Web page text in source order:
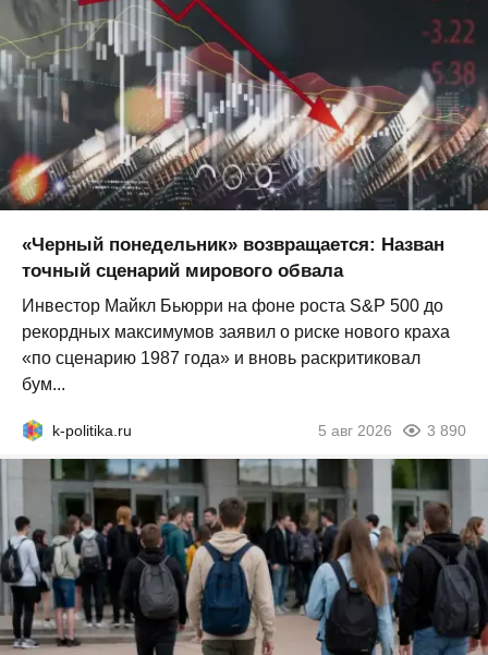
«Черный понедельник» возвращается: Назван
точный сценарий мирового обвала
Инвестор Майкл Бьюрри на фоне роста S&P 500 до
рекордных максимумов заявил о риске нового краха
«по сценарию 1987 года» и вновь раскритиковал
бум...
k-politika.ru 5 авг 2026 3 890